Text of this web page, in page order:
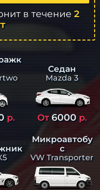
в течение2
р.
Седан
Mazda 3
От6000р.
Микроавтобу
с
VW Transporter